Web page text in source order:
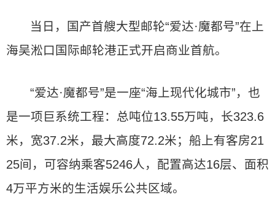
当日，国产首艘大型邮轮“爱达·魔都号”在上
海吴淞口国际邮轮港正式开启商业首航。
“爱达·魔都号”是一座“海上现代化城市”，也
是一项巨系统工程：总吨位13.55万吨，长323.6
米，宽37.2米，最大高度72.2米；船上有客房21
25间，可容纳乘客5246人，配置高达16层、面积
4万平方米的生活娱乐公共区域。